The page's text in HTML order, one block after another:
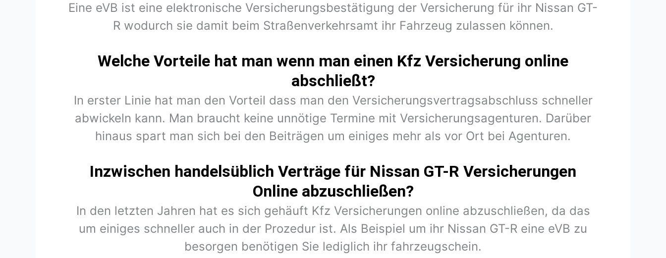
Eine eVB ist eine elektronische Versicherungsbestätigung der Versicherung für ihr Nissan GT-
R wodurch sie damit beim Straßenverkehrsamt ihr Fahrzeug zulassen können.
Welche Vorteile hat man wenn man einen Kfz Versicherung online
abschließt?
In erster Linie hat man den Vorteil dass man den Versicherungsvertragsabschluss schneller
abwickeln kann. Man braucht keine unnötige Termine mit Versicherungsagenturen. Darüber
hinaus spart man sich bei den Beiträgen um einiges mehr als vor Ort bei Agenturen.
Inzwischen handelsüblich Verträge für Nissan GT-R Versicherungen
Online abzuschließen?
In den letzten Jahren hat es sich gehäuft Kfz Versicherungen online abzuschließen, da das
um einiges schneller auch in der Prozedur ist. Als Beispiel um ihr Nissan GT-R eine eVB zu
besorgen benötigen Sie lediglich ihr fahrzeugschein.